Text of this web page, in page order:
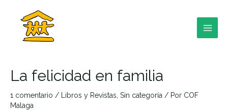
contenido
La felicidad en familia
1 comentario / Libros y Revistas Sin categoría / Por COF
Malaga